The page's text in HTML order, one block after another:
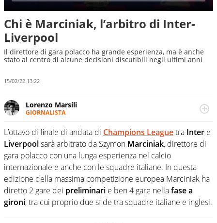
Chi è Marciniak, l’arbitro di Inter-
Liverpool
Il direttore di gara polacco ha grande esperienza, ma è anche
stato al centro di alcune decisioni discutibili negli ultimi anni
15/02/22 13:22
Lorenzo Marsili
GIORNALISTA
Giornalista pubblicista, redattore, divulgatore. E' una
delle anime video del sito: racconta in immagini un
evento e lo fa come pochi altri
L’ottavo di finale di andata di Champions Leaguetra Inter e
Liverpoolsarà arbitrato da Szymon Marciniak, direttore di
gara polacco con una lunga esperienza nel calcio
internazionale e anche con le squadre italiane. In questa
edizione della massima competizione europea Marciniak ha
diretto 2 gare dei preliminari e ben 4 gare nellafase a
gironi, tra cui proprio due sfide tra squadre italiane e inglesi.